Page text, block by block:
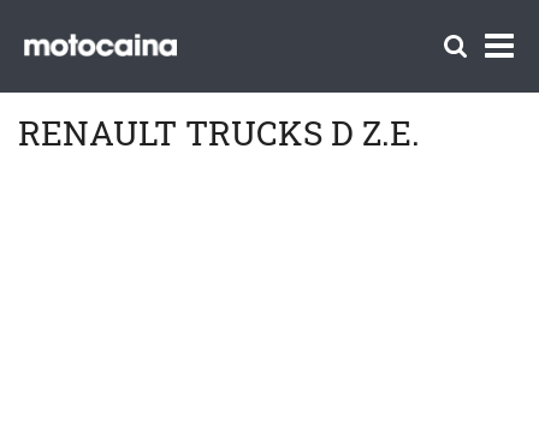
RENAULT TRUCKS D Z.E.